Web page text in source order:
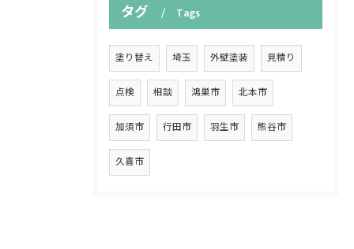
タグ Tags
塗り替え 埼玉 外壁塗装 見積り
点検 相談 鴻巣市 北本市
加須市 行田市 羽生市 熊谷市
久喜市